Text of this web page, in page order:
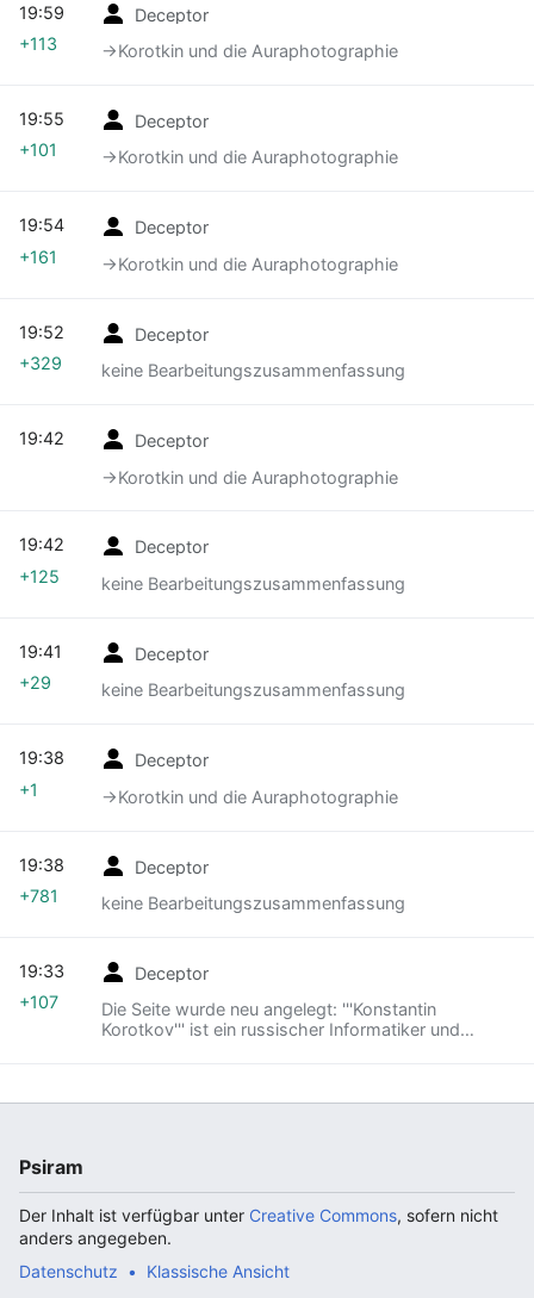
Deceptor
→‎Korotkin und die Auraphotographie
19:59
+113
Deceptor
→‎Korotkin und die Auraphotographie
19:55
+101
Deceptor
→‎Korotkin und die Auraphotographie
19:54
+161
Deceptor
keine Bearbeitungszusammenfassung
19:52
+329
Deceptor
→‎Korotkin und die Auraphotographie
19:42
Deceptor
keine Bearbeitungszusammenfassung
19:42
+125
Deceptor
keine Bearbeitungszusammenfassung
19:41
+29
Deceptor
→‎Korotkin und die Auraphotographie
19:38
+1
Deceptor
keine Bearbeitungszusammenfassung
19:38
+781
Deceptor
Die Seite wurde neu angelegt: '''Konstantin
Korotkov''' ist ein russischer Informatiker und
19:33
+107
Psiram
Der Inhalt ist verfügbar unter Creative Commons, sofern nicht
anders angegeben.
Datenschutz
Klassische Ansicht